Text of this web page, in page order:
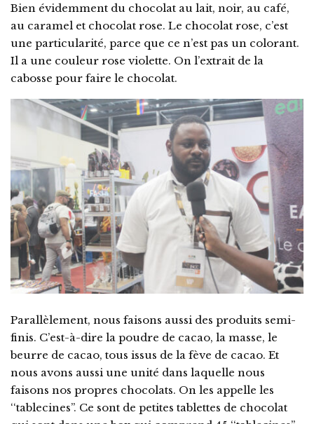
Bien évidemment du chocolat au lait, noir, au café,
au caramel et chocolat rose. Le chocolat rose, c’est
une particularité, parce que ce n’est pas un colorant.
Il a une couleur rose violette. On l’extrait de la
cabosse pour faire le chocolat.
Parallèlement, nous faisons aussi des produits semi-
finis. C’est-à-dire la poudre de cacao, la masse, le
beurre de cacao, tous issus de la fève de cacao. Et
nous avons aussi une unité dans laquelle nous
faisons nos propres chocolats. On les appelle les
‘‘tablecines’’. Ce sont de petites tablettes de chocolat